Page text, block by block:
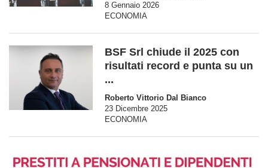
8 Gennaio 2026
ECONOMIA
BSF Srl chiude il 2025 con
risultati record e punta su un
...
Roberto Vittorio Dal Bianco
23 Dicembre 2025
ECONOMIA